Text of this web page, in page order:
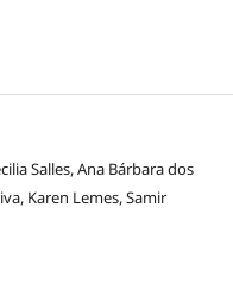
Salles, Ana Bárbara dos
Karen Lemes, Samir